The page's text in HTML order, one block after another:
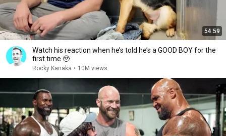
54:59
Watch his reaction when he’s told he’s a GOOD BOY for the
first time 🥹
Rocky Kanaka • 10M views